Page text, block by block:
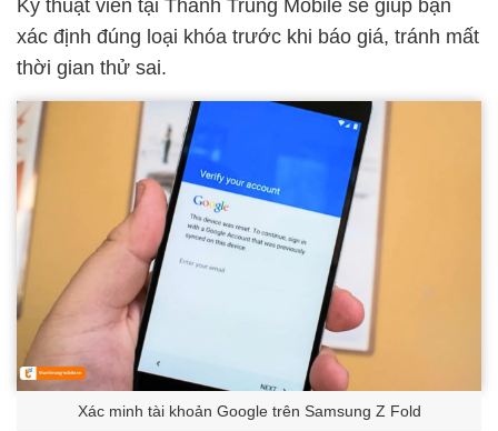
Kỹ thuật viên tại Thành Trung Mobile sẽ giúp bạn
xác định đúng loại khóa trước khi báo giá, tránh mất
thời gian thử sai.
Xác minh tài khoản Google trên Samsung Z Fold